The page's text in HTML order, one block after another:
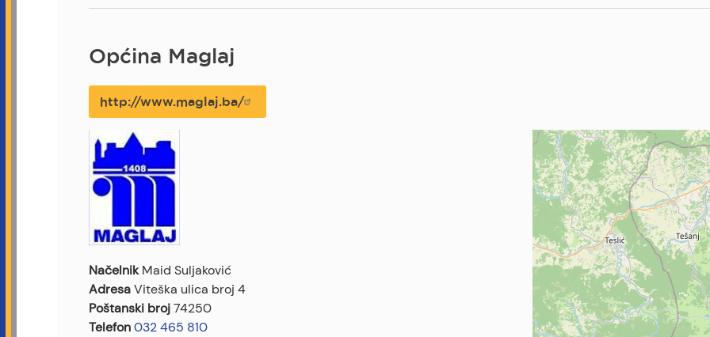
here
Općina Maglaj
http://www.maglaj.ba/
Načelnik Maid Suljaković
AdresaViteška ulica broj 4
Poštanski broj74250
Telefon032 465 810